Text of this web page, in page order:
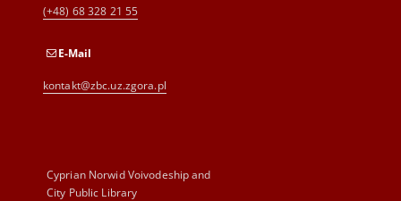
(+48) 68 328 21 55
E-Mail
kontakt@zbc.uz.zgora.pl
Cyprian Norwid Voivodeship and
City Public Library